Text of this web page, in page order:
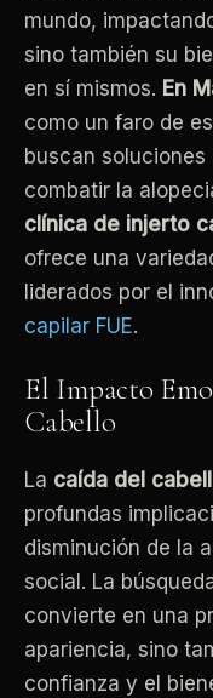
mundo,
sino también su
en sí mismos. En
como un faro de
buscan
combatir la
clínica de injerto
ofrece una
liderados por el
capilar FUE.
El Impacto
Cabello
La caída del
profundas
disminución de la
social. La
convierte en una
apariencia, sino
confianza y el